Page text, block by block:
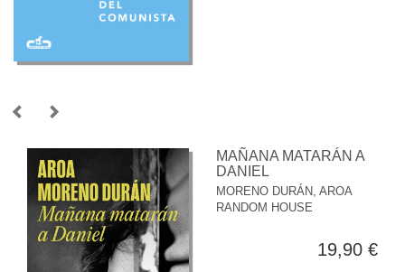
MAÑANA MATARÁN A
DANIEL
MORENO DURÁN, AROA
RANDOM HOUSE
19,90 €